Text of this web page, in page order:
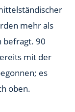
mehr als
befragt. 90
mit der
es
oben.